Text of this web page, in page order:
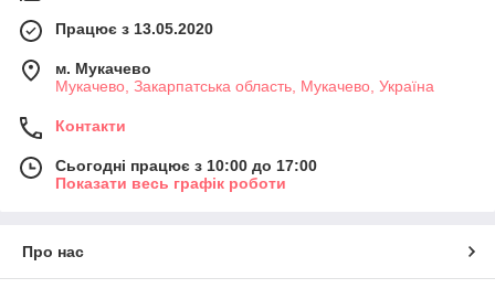
Працює з 13.05.2020
м. Мукачево
Мукачево, Закарпатська область, Мукачево, Україна
Контакти
Сьогодні працює з 10:00 до 17:00
Показати весь графік роботи
Про нас